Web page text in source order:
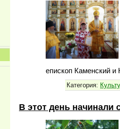
епископ Каменский
Категория:
В этот день начинали